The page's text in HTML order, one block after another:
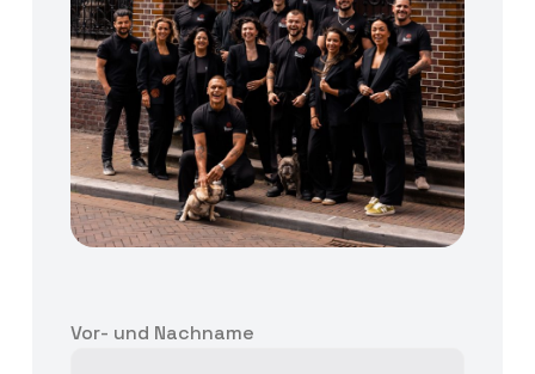
Vor- und Nachname